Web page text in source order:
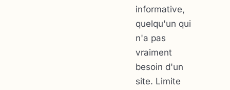
informative,
quelqu'un qui
n'a pas
vraiment
besoin d'un
site. Limite